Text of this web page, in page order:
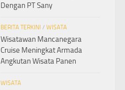
Dengan PT Sany
BERITA TERKINI / WISATA
Wisatawan Mancanegara
Cruise Meningkat Armada
Angkutan Wisata Panen
WISATA